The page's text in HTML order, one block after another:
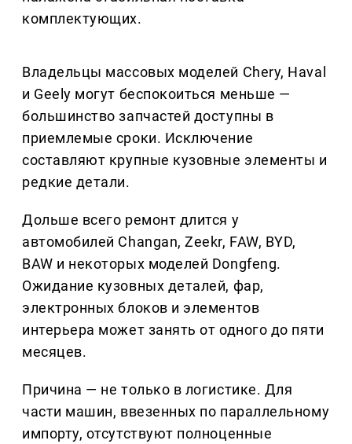
комплектующих.
Владельцы массовых моделей Chery, Haval
и Geely могут беспокоиться меньше —
большинство запчастей доступны в
приемлемые сроки. Исключение
составляют крупные кузовные элементы и
редкие детали.
Дольше всего ремонт длится у
автомобилей Changan, Zeekr, FAW, BYD,
BAW и некоторых моделей Dongfeng.
Ожидание кузовных деталей, фар,
электронных блоков и элементов
интерьера может занять от одного до пяти
месяцев.
Причина — не только в логистике. Для
части машин, ввезенных по параллельному
импорту, отсутствуют полноценные